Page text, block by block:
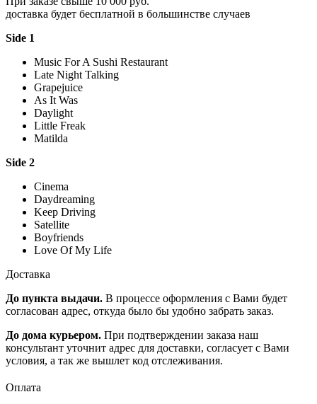
доставка будет бесплатной в большинстве случаев
Side 1
Music For A Sushi Restaurant
Late Night Talking
Grapejuice
As It Was
Daylight
Little Freak
Matilda
Side 2
Cinema
Daydreaming
Keep Driving
Satellite
Boyfriends
Love Of My Life
Доставка
До пункта выдачи. В процессе оформления с Вами будет
согласован адрес, откуда было бы удобно забрать заказ.
До дома курьером. При подтверждении заказа наш
консультант уточнит адрес для доставки, согласует с Вами
условия, а так же вышлет код отслеживания.
Оплата